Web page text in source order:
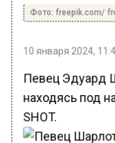
Фото: freepik.com/
10 января 2024,
Певец Эдуард
находясь под
SHOT.